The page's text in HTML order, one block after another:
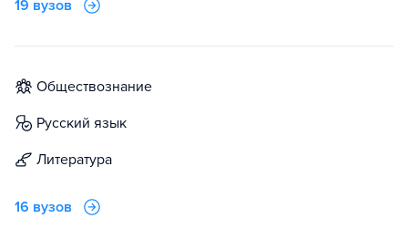
19 вузов
обществознание
русский язык
литература
16 вузов